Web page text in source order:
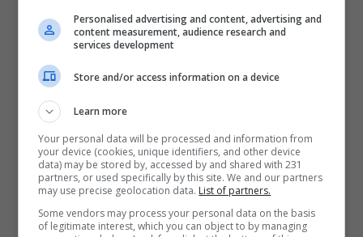
Personalised advertising and content, advertising and
content measurement, audience research and
services development
Store and/or access information on a device
Learn more
Your personal data will be processed and information from
your device (cookies, unique identifiers, and other device
data) may be stored by, accessed by and shared with 231
partners, or used specifically by this site. We and our partners
may use precise geolocation data. List of partners.
Some vendors may process your personal data on the basis
of legitimate interest, which you can object to by managing